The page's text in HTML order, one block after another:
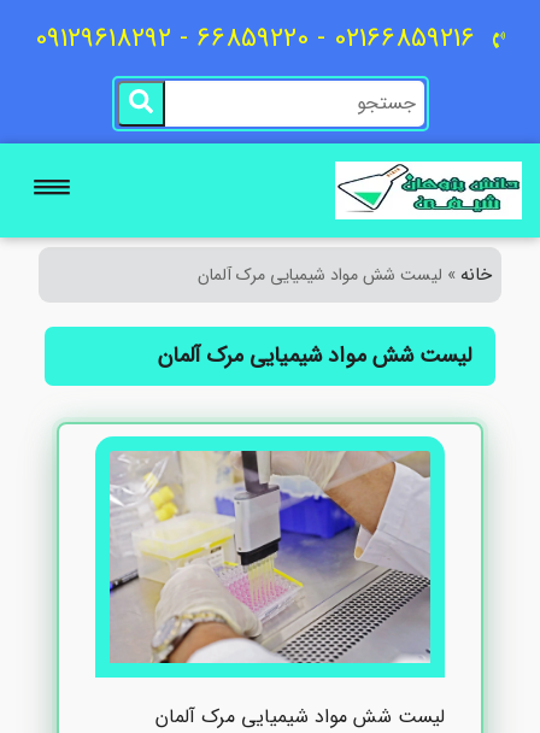
02166859216 - 66859220 - 09129618292
خانه»لیست شش مواد شیمیایی مرک آلمان
لیست شش مواد شیمیایی مرک آلمان
لیست شش مواد شیمیایی مرک آلمان